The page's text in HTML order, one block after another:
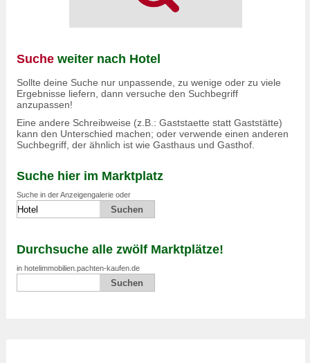
Suche weiter nach Hotel
Sollte deine Suche nur unpassende, zu wenige oder zu viele
Ergebnisse liefern, dann versuche den Suchbegriff
anzupassen!
Eine andere Schreibweise (z.B.: Gaststaette statt Gaststätte)
kann den Unterschied machen; oder verwende einen anderen
Suchbegriff, der ähnlich ist wie Gasthaus und Gasthof.
Suche hier im Marktplatz
Suche in der Anzeigengalerie oder
Durchsuche alle zwölf Marktplätze!
in hotelimmobilien.pachten-kaufen.de